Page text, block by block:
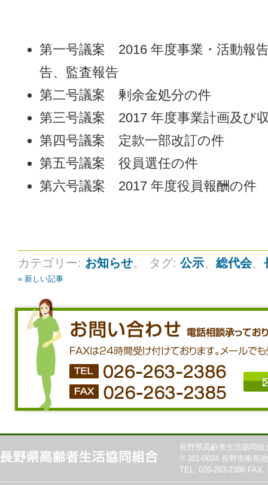
第一号議案 2016 年度事業・活動報
告、監査報告
第二号議案 剰余金処分の件
第三号議案 2017 年度事業計画及び
第四号議案 定款一部改訂の件
第五号議案 役員選任の件
第六号議案 2017 年度役員報酬の件
カテゴリー: お知らせ。 タグ: 公示、 総代会、
« 新しい記事
長野県高齢者生活協同組
〒381-0024 長野市南長
TEL. 026-263-2386 FAX.